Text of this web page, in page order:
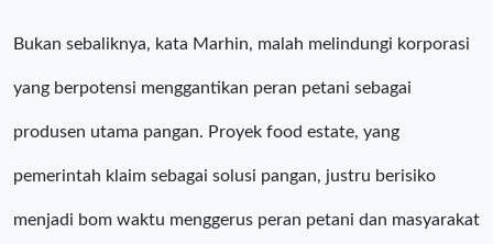
Bukan sebaliknya, kata Marhin, malah melindungi korporasi
yang berpotensi menggantikan peran petani sebagai
produsen utama pangan. Proyek food estate, yang
pemerintah klaim sebagai solusi pangan, justru berisiko
menjadi bom waktu menggerus peran petani dan masyarakat